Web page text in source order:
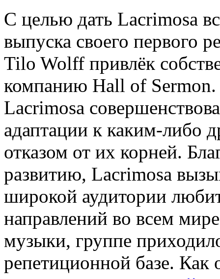
С целью дать Lacrimosa
выпуска своего первого
Tilo Wolff привлёк
компанию Hall of
Lacrimosa
адаптации к каким-либо
отказом от их корней.
развитию, Lacrimosa
широкой аудитории
направлений во всем
музыки, группе
репетиционной базе.